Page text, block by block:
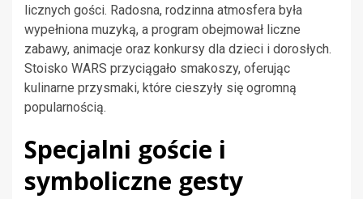
licznych gości. Radosna, rodzinna atmosfera była
wypełniona muzyką, a program obejmował liczne
zabawy, animacje oraz konkursy dla dzieci i dorosłych.
Stoisko WARS przyciągało smakoszy, oferując
kulinarne przysmaki, które cieszyły się ogromną
popularnością.
Specjalni goście i
symboliczne gesty